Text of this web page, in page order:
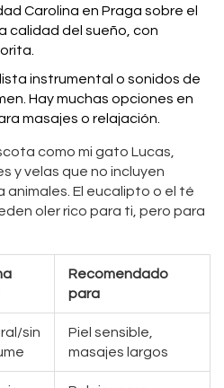
Carolina en Praga sobre el
calidad del sueño, con
instrumental o sonidos de
Hay muchas opciones en
masajes o relajación.
como mi gato Lucas,
y velas que no incluyen
El eucalipto o el té
oler rico para ti, pero para
Recomendado
para
sin
Piel sensible,
masajes largos